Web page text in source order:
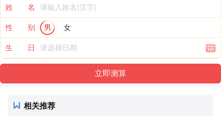
姓 名
性 别 男 女
生 日
相关推荐